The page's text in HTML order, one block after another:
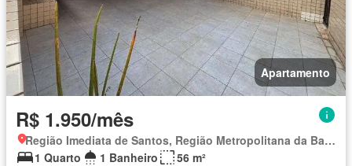
Apartamento
R$ 1.950/mês
Região Imediata de Santos, Região Metropolitana da Baixada Santista
1 Quarto
1 Banheiro
56 m²